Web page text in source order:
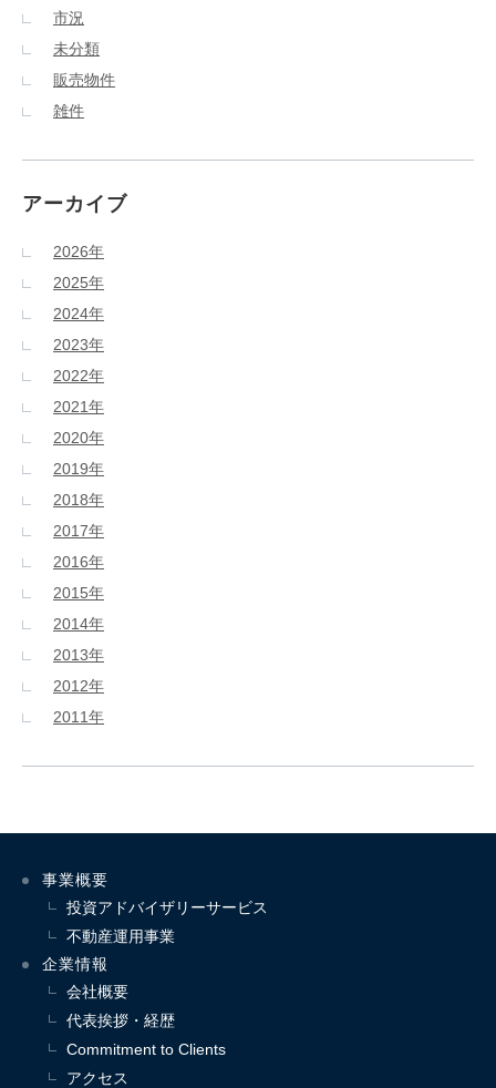
市況
未分類
販売物件
雑件
アーカイブ
2026年
2025年
2024年
2023年
2022年
2021年
2020年
2019年
2018年
2017年
2016年
2015年
2014年
2013年
2012年
2011年
事業概要
投資アドバイザリーサービス
不動産運用事業
企業情報
会社概要
代表挨拶・経歴
Commitment to Clients
アクセス